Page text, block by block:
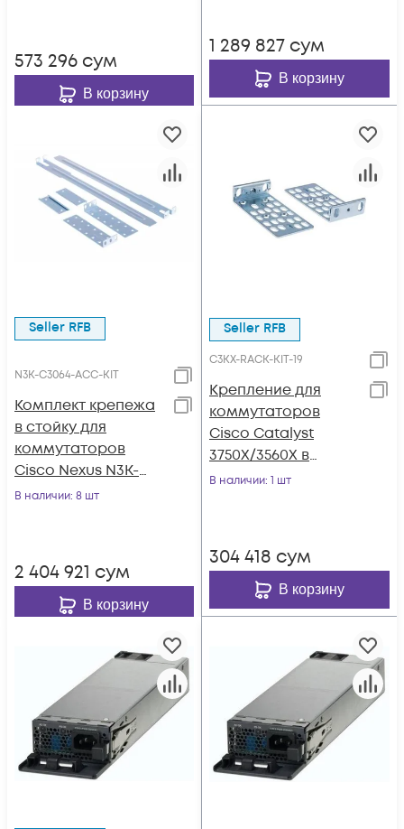
573 296 сум
В корзину
1 289 827 сум
В корзину
Seller RFB
N3K-C3064-ACC-KIT
Комплект крепежа
в стойку для
коммутаторов
Cisco Nexus N3K-
C3064PQ-10GE
В наличии: 8 шт
2 404 921 сум
В корзину
Seller RFB
C3KX-RACK-KIT-19
Крепление для
коммутаторов
Cisco Catalyst
3750X/3560X в
стойку 19"
В наличии: 1 шт
304 418 сум
В корзину